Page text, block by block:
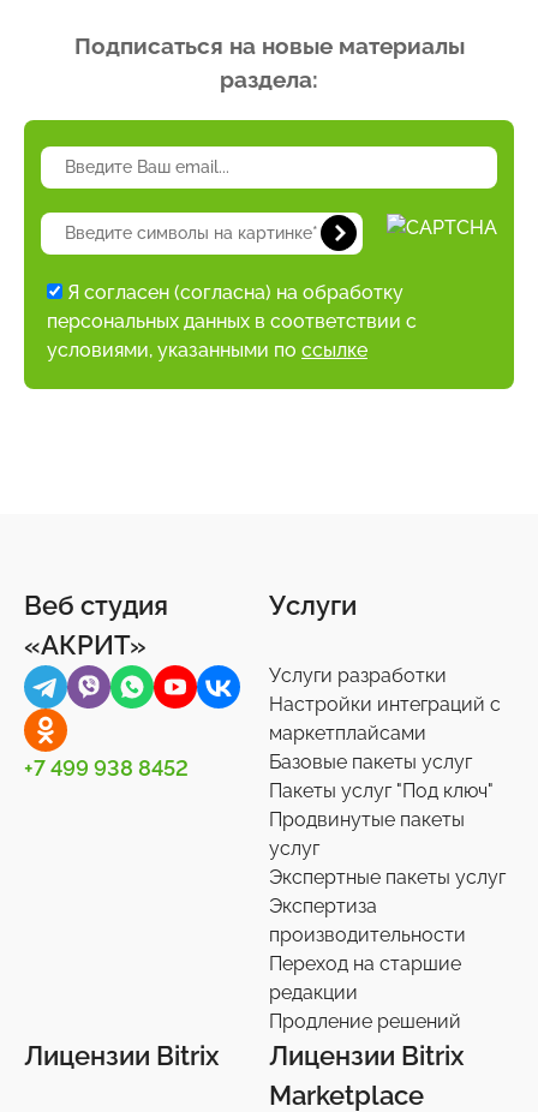
Подписаться на новые материалы
раздела:
Я согласен (согласна) на обработку
персональных данных в соответствии с
условиями, указанными по ссылке
Веб студия
«АКРИТ»
+7 499 938 8452
Услуги
Услуги разработки
Настройки интеграций с
маркетплайсами
Базовые пакеты услуг
Пакеты услуг "Под ключ"
Продвинутые пакеты
услуг
Экспертные пакеты услуг
Экспертиза
производительности
Переход на старшие
редакции
Продление решений
Лицензии Bitrix
Лицензии Bitrix
Marketplace